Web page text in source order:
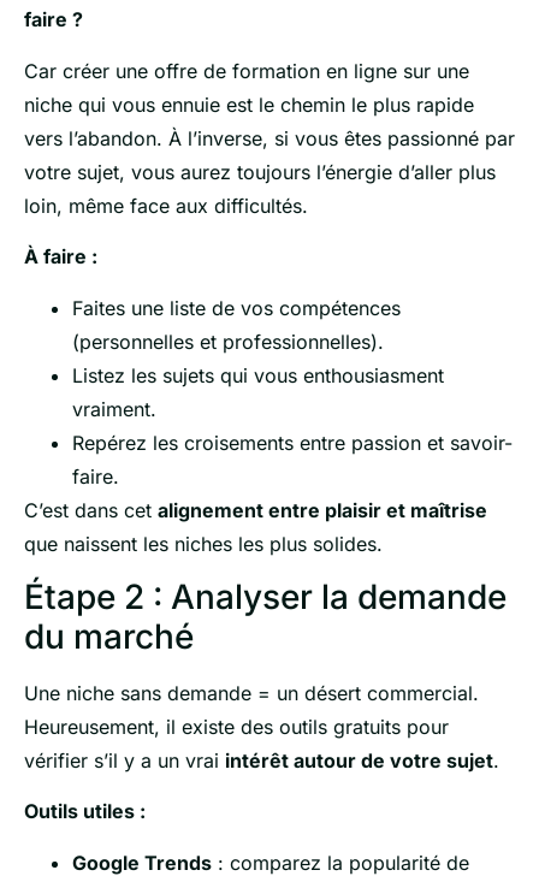
faire ?
Car créer une offre de formation en ligne sur une
niche qui vous ennuie est le chemin le plus rapide
vers l’abandon. À l’inverse, si vous êtes passionné par
votre sujet, vous aurez toujours l’énergie d’aller plus
loin, même face aux difficultés.
À faire :
Faites une liste de vos compétences
(personnelles et professionnelles).
Listez les sujets qui vous enthousiasment
vraiment.
Repérez les croisements entre passion et savoir-
faire.
C’est dans cet alignement entre plaisir et maîtrise
que naissent les niches les plus solides.
Étape 2 : Analyser la demande
du marché
Une niche sans demande = un désert commercial.
Heureusement, il existe des outils gratuits pour
vérifier s’il y a un vrai intérêt autour de votre sujet.
Outils utiles :
Google Trends : comparez la popularité de